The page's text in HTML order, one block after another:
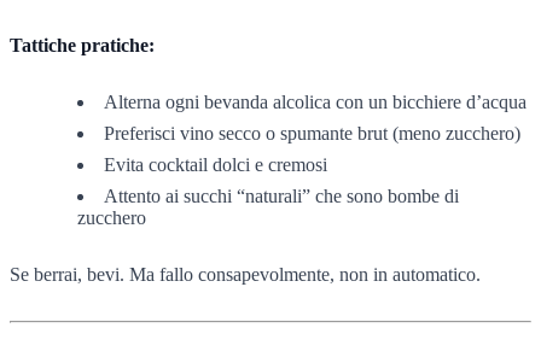
Tattiche pratiche:
Alterna ogni bevanda alcolica con un bicchiere d’acqua
Preferisci vino secco o spumante brut (meno zucchero)
Evita cocktail dolci e cremosi
Attento ai succhi “naturali” che sono bombe di
zucchero
Se berrai, bevi. Ma fallo consapevolmente, non in automatico.